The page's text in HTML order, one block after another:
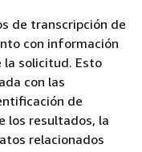
de transcripción de
con información
la solicitud. Esto
con las
de
los resultados, la
relacionados